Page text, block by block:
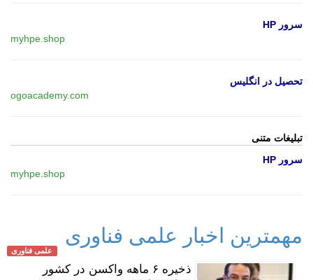
سرور HP
myhpe.shop
تحصیل در انگلیس
ogoacademy.com
تبلیغات متنی
سرور HP
myhpe.shop
مهمترین اخبار علمی فناوری
علمی فناوری
ذخیره ۶ ماهه واکسن در کشور